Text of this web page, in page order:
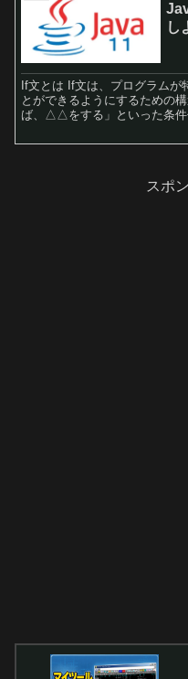
し
If文とは If文は、プログラムが
とができるようにするための
ば、△△をする」といった条件
スポ